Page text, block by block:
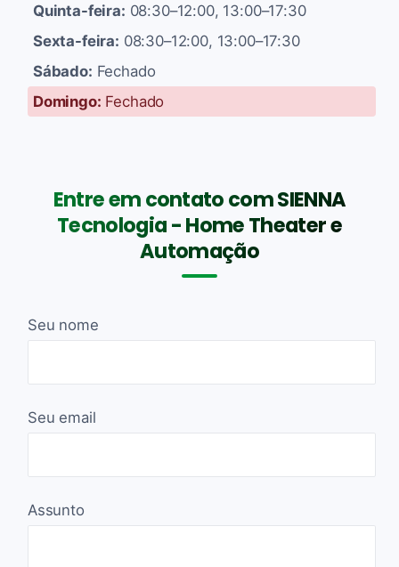
Quinta-feira: 08:30–12:00, 13:00–17:30
Sexta-feira: 08:30–12:00, 13:00–17:30
Sábado: Fechado
Domingo: Fechado
Entre em contato com SIENNA
Tecnologia - Home Theater e
Automação
Seu nome
Seu email
Assunto